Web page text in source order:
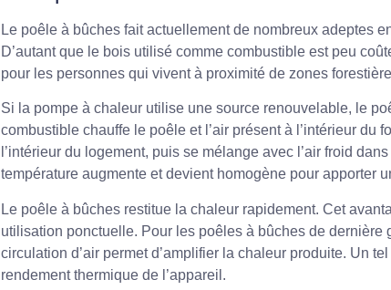
Le poêle à bûches fait actuellement de nombreux adeptes
D’autant que le bois utilisé comme combustible est peu
pour les personnes qui vivent à proximité de zones
Si la pompe à chaleur utilise une source renouvelable, le
combustible chauffe le poêle et l’air présent à l’intérieur du
l’intérieur du logement, puis se mélange avec l’air froid
température augmente et devient homogène pour apporter
Le poêle à bûches restitue la chaleur rapidement. Cet
utilisation ponctuelle. Pour les poêles à bûches de dernière
circulation d’air permet d’amplifier la chaleur produite. Un
rendement thermique de l’appareil.